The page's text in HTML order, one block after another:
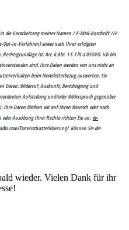
die Verarbeitung meines Namen / E-Mail-Anschrift /IP
Opt-In-Verfahren) sowie nach Ihrer erfolgten
ist: Art. 6 Abs. 1 S 1 lit a DSGVO. Ich bin
sind. Ihre Daten werden von uns nicht an
beim Newsletterbezug auswerten. Sie
Daten: Widerruf, Auskunft, Berichtigung und
Aufstellung und/oder Widerspruch gegenüber
Ihre Daten löschen wir auf Ihren Wunsch oder nach
Ausübung Ihrer Rechte richten Sie an: ie-
Datenschutzerklaerung/können Sie die
wieder. Vielen Dank für ihr